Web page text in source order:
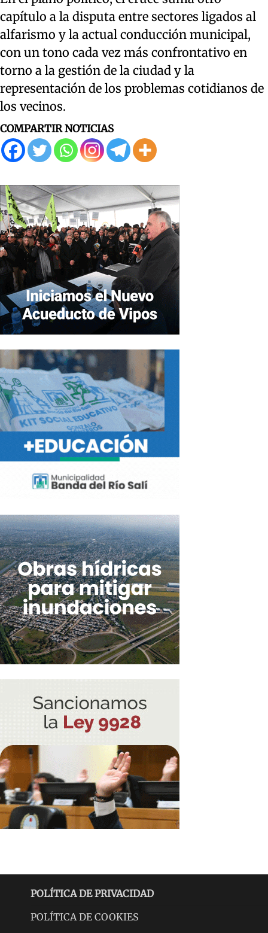
capítulo a la disputa entre sectores ligados al
alfarismo y la actual conducción municipal,
con un tono cada vez más confrontativo en
torno a la gestión de la ciudad y la
representación de los problemas cotidianos de
los vecinos.
COMPARTIR NOTICIAS
POLÍTICA DE PRIVACIDAD
POLÍTICA DE COOKIES